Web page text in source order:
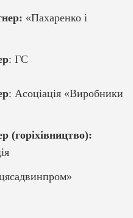
«Пахаренко і
: ГС
: Асоціація «Виробники
(горіхівництво):